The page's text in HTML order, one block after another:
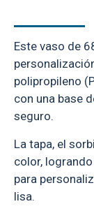
Este vaso de
polipropileno
con una base
seguro.
La tapa, el
color,
para
lisa.